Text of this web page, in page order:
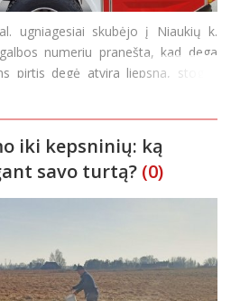
ugniagesiai skubėjo į Niaukių k.
numeriu pranešta, kad dega
pirtis degė atvira liepsna, stogas
medinis, vieno aukšto, 4×3 m
iki kepsninių: ką
savo turtą? (0)